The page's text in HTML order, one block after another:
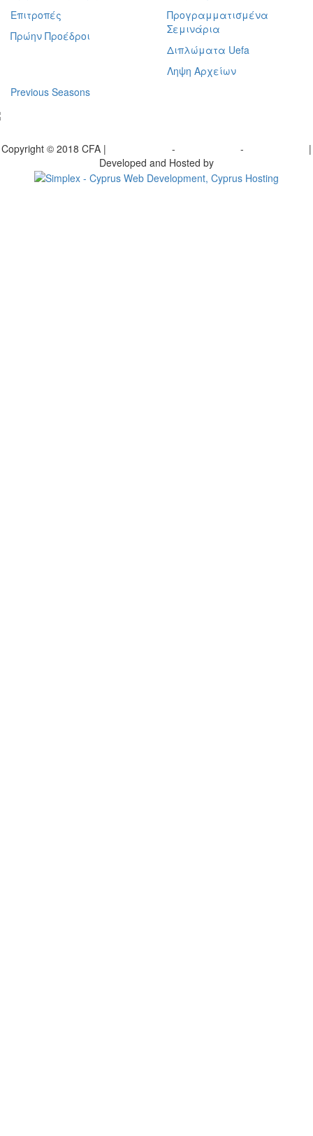
Επιτροπές
Πρώην Προέδροι
Προγραμματισμένα
Σεμινάρια
Διπλώματα Uefa
Ληψη Αρχείων
Previous Seasons
Copyright © 2018 CFA | - -
|
Developed and Hosted by